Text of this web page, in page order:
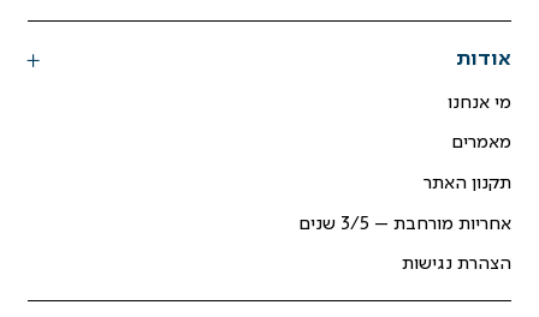
אודות
מי אנחנו
מאמרים
תקנון האתר
אחריות מורחבת – 3/5 שנים
הצהרת נגישות